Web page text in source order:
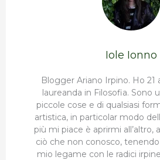
Iole Ionno
Blogger Ariano Irpino. Ho 21
laureanda in Filosofia. Sono
piccole cose e di qualsiasi
artistica, in particolar modo
più mi piace è aprirmi all’altro,
ciò che non conosco,
mio legame con le radici